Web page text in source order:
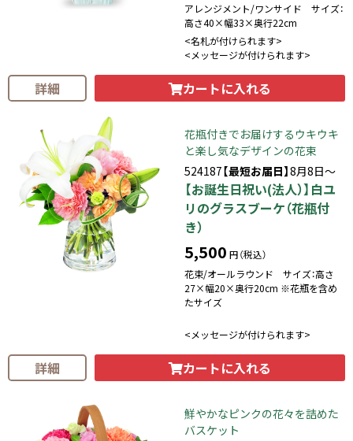
アレンジメント/ワンサイド サイズ：
高さ40×幅33×奥行22cm
<名札が付けられます>
<メッセージが付けられます>
詳細 カートに入れる
花瓶付きでお届けするウキウキ
と楽し気なデザインの花束
524187【最短お届日】8月8日～
【お誕生日祝い(法人）】白ユ
リのグラスブーケ（花瓶付
き）
5,500 円（税込）
花束/オールラウンド サイズ：高さ
27×幅20×奥行20cm ※花瓶を含め
たサイズ
<メッセージが付けられます>
詳細 カートに入れる
鮮やかなピンクの花々を詰めた
バスケット